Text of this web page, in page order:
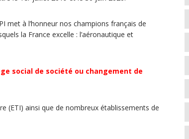
met à l’honneur nos champions français de
la France excelle : l’aéronautique et
social de société ou changement de
(ETI) ainsi que de nombreux établissements de